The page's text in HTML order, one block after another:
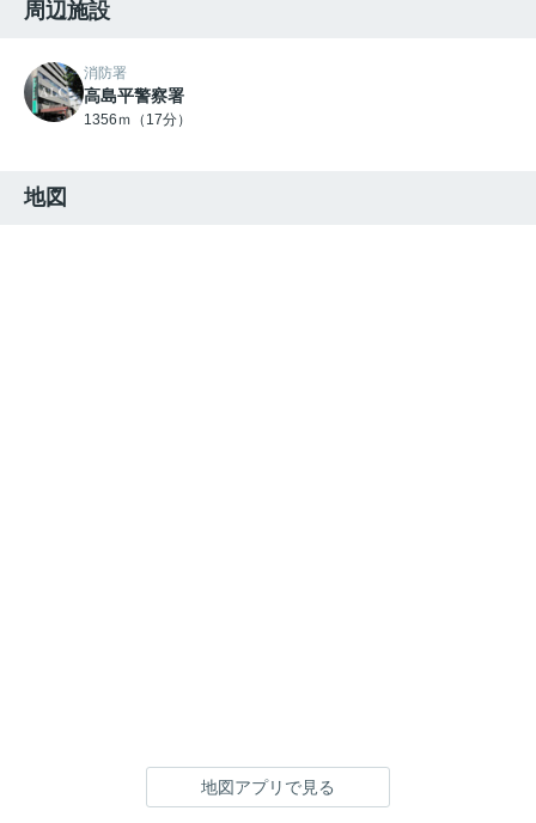
周辺施設
消防署
高島平警察署
1356ｍ（17分）
地図
地図アプリで見る